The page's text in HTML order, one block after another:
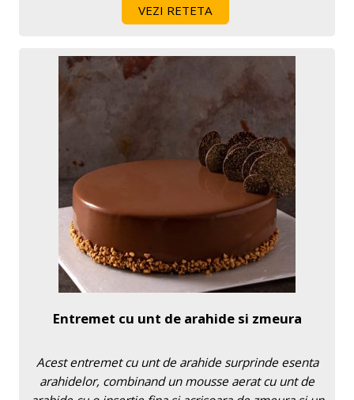
VEZI RETETA
Entremet cu unt de arahide si zmeura
Acest entremet cu unt de arahide surprinde esenta
arahidelor, combinand un mousse aerat cu unt de